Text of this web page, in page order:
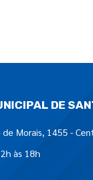
DE
Morais, 1455 -
às 18h